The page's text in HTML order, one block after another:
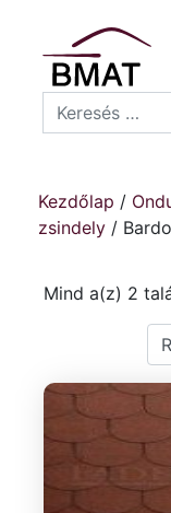
Search
Kezdőlap /
zsindely /
Mind a(z) 2